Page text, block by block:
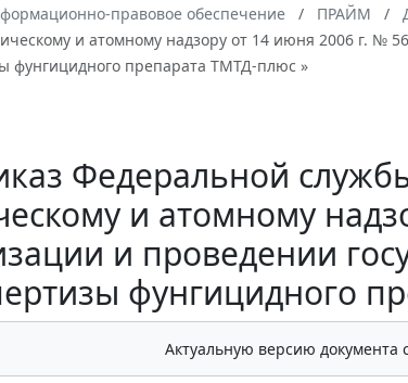
правовое обеспечение ПРАЙМ
и атомному надзору от 14 июня 2006 г. №
фунгицидного препарата ТМТД-плюс »
Федеральной
и атомному
и проведении
фунгицидного
Актуальную версию документа